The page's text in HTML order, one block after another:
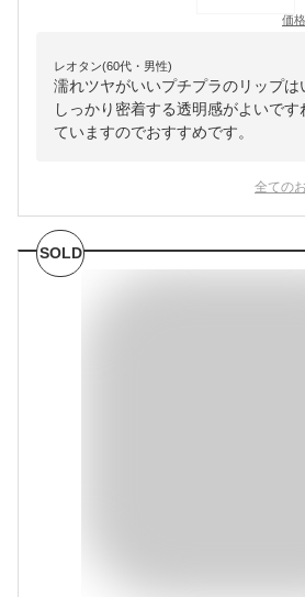
価
レオタン(60代・男性)
濡れツヤがいいプチプラのリップは
しっかり密着する透明感がよいで
ていますのでおすすめです。
全ての
SOLD